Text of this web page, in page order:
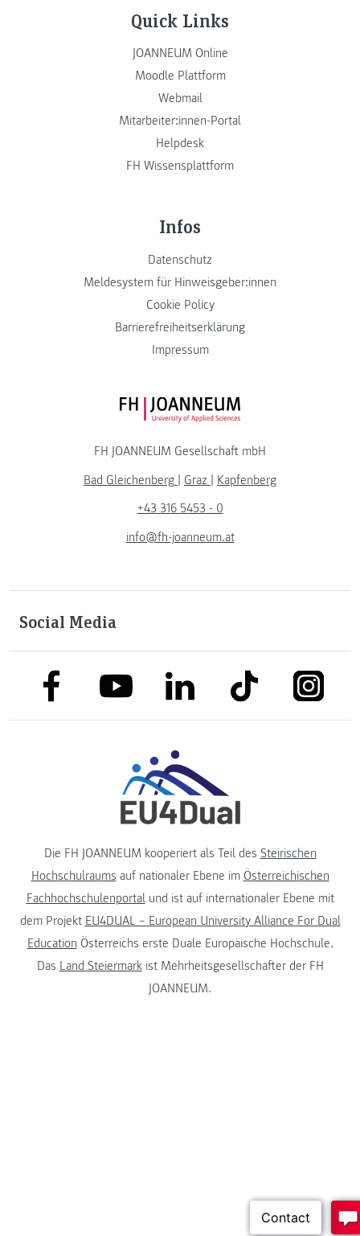
Quick Links
JOANNEUM Online
Moodle Plattform
Webmail
Mitarbeiter:innen-Portal
Helpdesk
FH Wissensplattform
Infos
Datenschutz
Meldesystem für Hinweisgeber:innen
Cookie Policy
Barrierefreiheitserklärung
Impressum
FH JOANNEUM Logo
FH JOANNEUM Gesellschaft mbH
Bad Gleichenberg | Graz | Kapfenberg
+43 316 5453 - 0
info@fh-joanneum.at
Social Media
link to facebooklink to youtubelink to linkedinlink to tiktok link to
Die FH JOANNEUM kooperiert als Teil des Steirischen
Hochschulraums auf nationaler Ebene im Österreichischen
Fachhochschulenportalund ist auf internationaler Ebene mit
dem Projekt EU4DUAL – European University Alliance For Dual
Education Österreichs erste Duale Europäische Hochschule.
Das Land Steiermarkist Mehrheitsgesellschafter der FH
JOANNEUM.